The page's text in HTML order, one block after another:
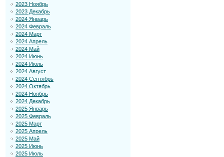
2023 Ноябрь
2023 Декабрь
2024 Январь
2024 Февраль
2024 Март
2024 Апрель
2024 Май
2024 Июнь
2024 Июль
2024 Август
2024 Сентябрь
2024 Октябрь
2024 Ноябрь
2024 Декабрь
2025 Январь
2025 Февраль
2025 Март
2025 Апрель
2025 Май
2025 Июнь
2025 Июль